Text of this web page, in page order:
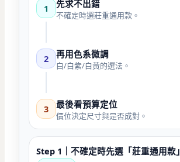
1 先求不出錯
不確定時選莊重通用款。
2 再用色系微調
白/白紫/白黃的選法。
3 最後看預算定位
價位決定尺寸與是否成對。
Step 1｜不確定時先選「莊重通用款」